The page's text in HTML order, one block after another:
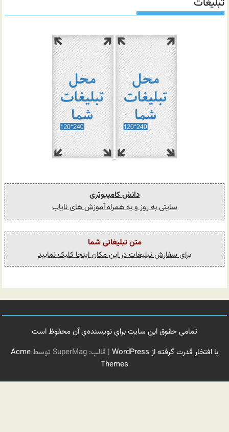
دانش کامپیوتری
سایتی به روز و به همراه آموزش های نایاب
متن تبلیغاتی شما
برای سفارش تبلیغات در این مکان اینجا کلیک نمایید
تمامی حقوق این سایت برای نویسنده‌ی آن محفوظ است
با افتخار قدرت گرفته از WordPress
| قالب: SuperMag توسط
Acme
Themes